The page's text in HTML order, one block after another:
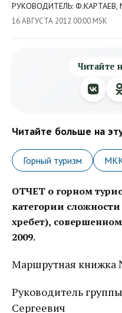
РУКОВОДИТЕЛЬ: Ф.КАРТАЕВ,
16 АВГУСТА 2012 00:00 MSK
Читайте
Читайте больше на
Горный туризм
ОТЧЕТ о горном
категории сложности
хребет), совершенном
2009.
Маршрутная книжка
Руководитель
Сергеевич